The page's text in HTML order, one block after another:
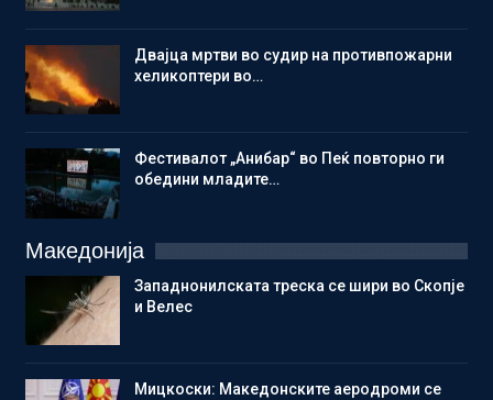
Двајца мртви во судир на противпожарни
хеликоптери во…
Фестивалот „Анибар“ во Пеќ повторно ги
обедини младите…
Македонија
Западнонилската треска се шири во Скопје
и Велес
Мицкоски: Македонските аеродроми се